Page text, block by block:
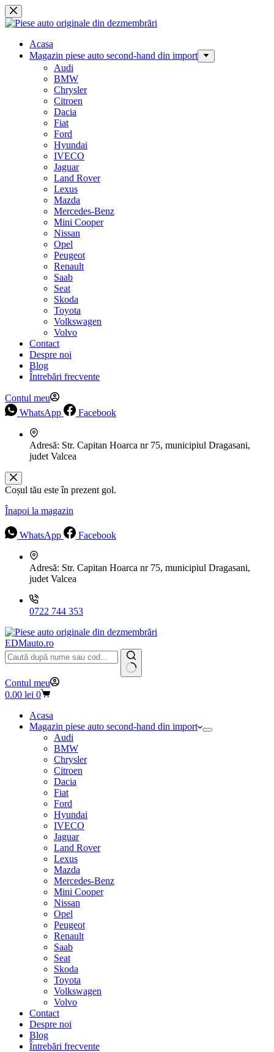
Sari
la
Acasa
Magazin piese auto second-hand din import
Audi
BMW
Chrysler
Citroen
Dacia
Fiat
Ford
Hyundai
IVECO
Jaguar
Land Rover
Lexus
Mazda
Mercedes-Benz
Mini Cooper
Nissan
Opel
Peugeot
Renault
Saab
Seat
Skoda
Toyota
Volkswagen
Volvo
Contact
Despre noi
Blog
Întrebări frecvente
Contul meu
WhatsApp
Facebook
Adresă: Str. Capitan Hoarca nr 75, municipiul Dragasani,
judet Valcea
Coșul tău este în prezent gol.
Înapoi la magazin
WhatsApp Facebook
Adresă: Str. Capitan Hoarca nr 75, municipiul Dragasani,
judet Valcea
0722 744 353
EDMauto.ro
Niciun
rezultat
Contul meu
Coș
cumpărături
0.00 lei 0
Acasa
Magazin piese auto second-hand din import
Audi
BMW
Chrysler
Citroen
Dacia
Fiat
Ford
Hyundai
IVECO
Jaguar
Land Rover
Lexus
Mazda
Mercedes-Benz
Mini Cooper
Nissan
Opel
Peugeot
Renault
Saab
Seat
Skoda
Toyota
Volkswagen
Volvo
Contact
Despre noi
Blog
Întrebări frecvente